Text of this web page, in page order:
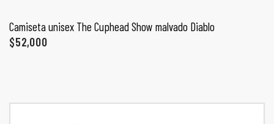
PROMO 2X1
Camiseta unisex The Cuphead Show malvado Diablo
$52,000
tu